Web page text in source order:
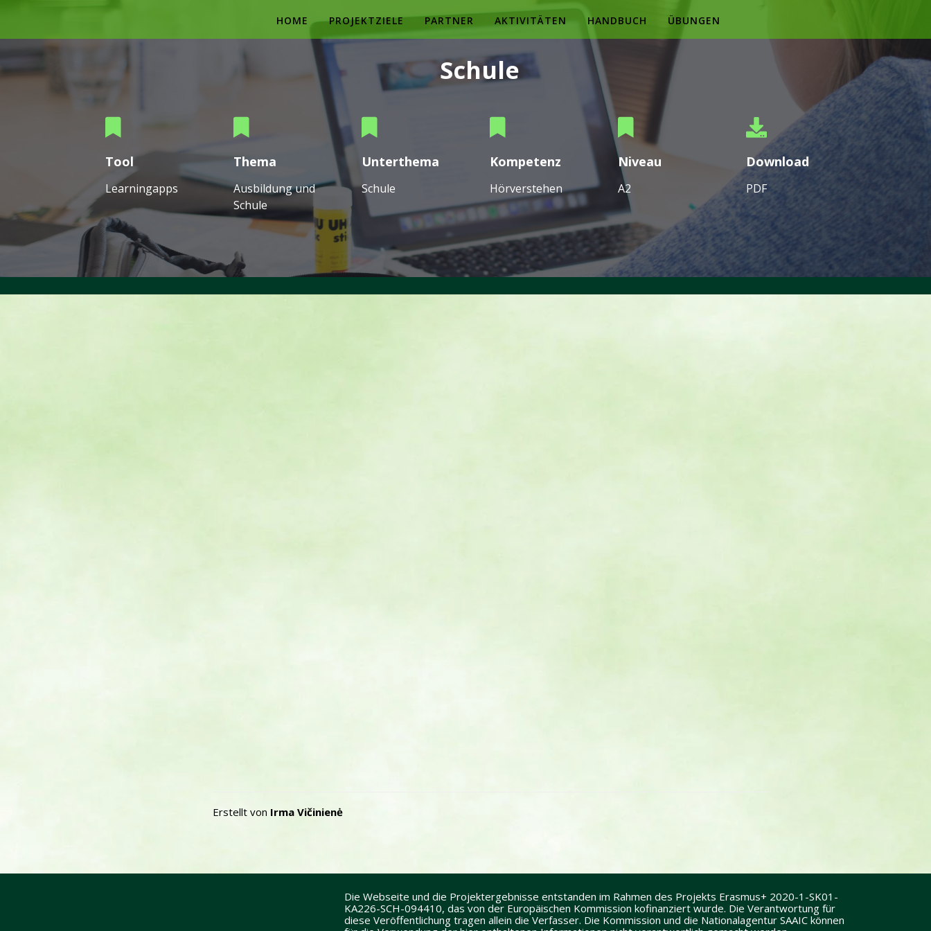
HOME PROJEKTZIELE PARTNER AKTIVITÄTEN HANDBUCH ÜBUNGEN
Schule
Tool
Learningapps
Thema
Ausbildung und
Schule
Unterthema
Schule
Kompetenz
Hörverstehen
Niveau
A2
Download
PDF
Erstellt von Irma Vičinienė
Die Webseite und die Projektergebnisse entstanden im Rahmen des Projekts Erasmus+ 2020-1-SK01-
KA226-SCH-094410, das von der Europäischen Kommission kofinanziert wurde. Die Verantwortung für
diese Veröffentlichung tragen allein die Verfasser. Die Kommission und die Nationalagentur SAAIC können